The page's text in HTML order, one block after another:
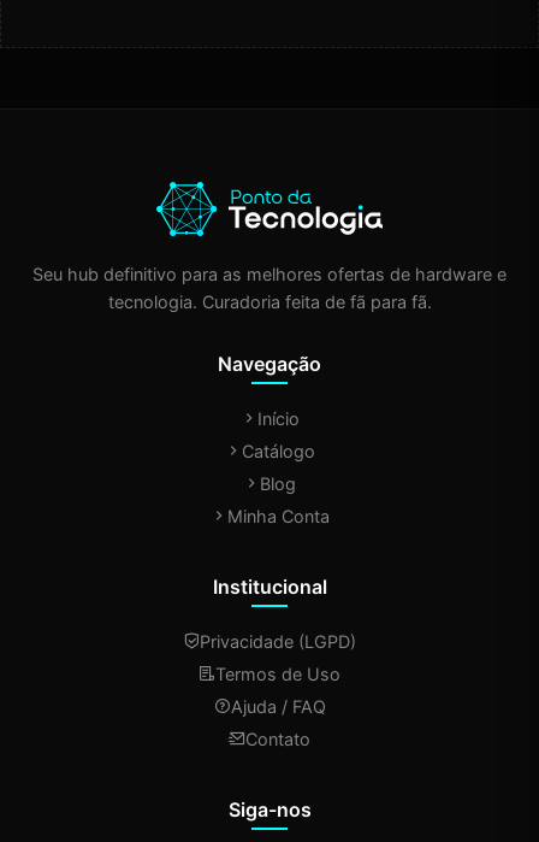
Seu hub definitivo para as melhores ofertas de hardware e
tecnologia. Curadoria feita de fã para fã.
Navegação
Início
Catálogo
Blog
Minha Conta
Institucional
Privacidade (LGPD)
Termos de Uso
Ajuda / FAQ
Contato
Siga-nos